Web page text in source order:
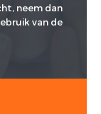
neem dan
van de